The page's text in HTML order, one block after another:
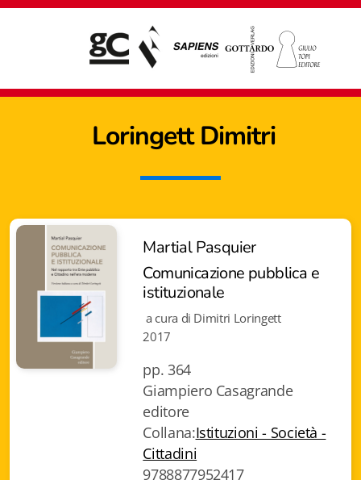
Loringett Dimitri
Martial Pasquier
Comunicazione pubblica e
istituzionale
a cura di Dimitri Loringett
2017
pp. 364
Giampiero Casagrande
editore
Collana:Istituzioni - Società -
Cittadini
9788877952417
Giampiero Casagrande editore
Biblioteca letteraria Nord-Sud